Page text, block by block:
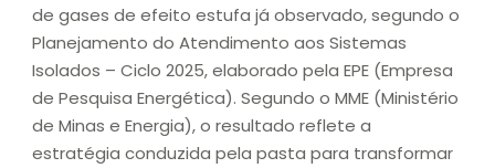
de gases de efeito estufa já observado, segundo o
Planejamento do Atendimento aos Sistemas
Isolados – Ciclo 2025, elaborado pela EPE (Empresa
de Pesquisa Energética). Segundo o MME (Ministério
de Minas e Energia), o resultado reflete a
estratégia conduzida pela pasta para transformar